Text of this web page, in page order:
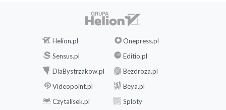
Helion.pl
Onepress.pl
Sensus.pl
Editio.pl
DlaBystrzakow.pl
Bezdroza.pl
Videopoint.pl
Beya.pl
Czytalisek.pl
Sploty